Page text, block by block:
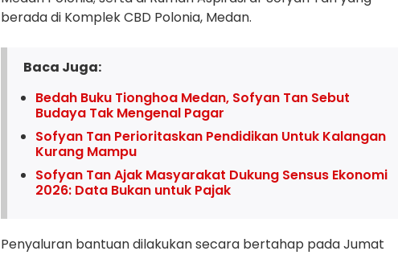
berada di Komplek CBD Polonia, Medan.
Baca Juga:
Bedah Buku Tionghoa Medan, Sofyan Tan Sebut
Budaya Tak Mengenal Pagar
Sofyan Tan Perioritaskan Pendidikan Untuk Kalangan
Kurang Mampu
Sofyan Tan Ajak Masyarakat Dukung Sensus Ekonomi
2026: Data Bukan untuk Pajak
Penyaluran bantuan dilakukan secara bertahap pada Jumat